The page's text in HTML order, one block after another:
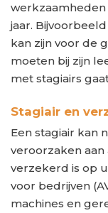
werkzaamheden
jaar.
kan zijn voor de
moeten bij zijn
met stagiairs
Stagiair en
Een stagiair kan
veroorzaken
verzekerd is op
voor bedrijven
machines en